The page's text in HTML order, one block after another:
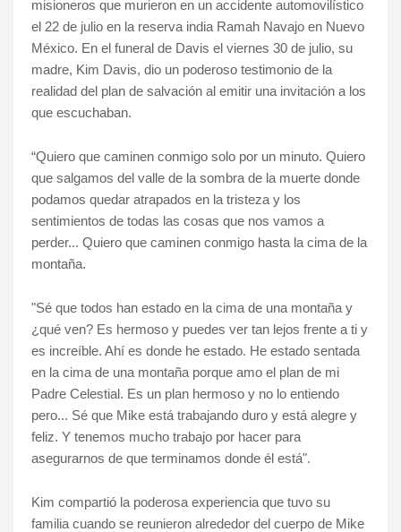
misioneros que murieron en un accidente automovilístico
el 22 de julio en la reserva india Ramah Navajo en Nuevo
México. En el funeral de Davis el viernes 30 de julio, su
madre, Kim Davis, dio un poderoso testimonio de la
realidad del plan de salvación al emitir una invitación a los
que escuchaban.
“Quiero que caminen conmigo solo por un minuto. Quiero
que salgamos del valle de la sombra de la muerte donde
podamos quedar atrapados en la tristeza y los
sentimientos de todas las cosas que nos vamos a
perder... Quiero que caminen conmigo hasta la cima de la
montaña.
"Sé que todos han estado en la cima de una montaña y
¿qué ven? Es hermoso y puedes ver tan lejos frente a ti y
es increíble. Ahí es donde he estado. He estado sentada
en la cima de una montaña porque amo el plan de mi
Padre Celestial. Es un plan hermoso y no lo entiendo
pero... Sé que Mike está trabajando duro y está alegre y
feliz. Y tenemos mucho trabajo por hacer para
asegurarnos de que terminamos donde él está".
Kim compartió la poderosa experiencia que tuvo su
familia cuando se reunieron alrededor del cuerpo de Mike